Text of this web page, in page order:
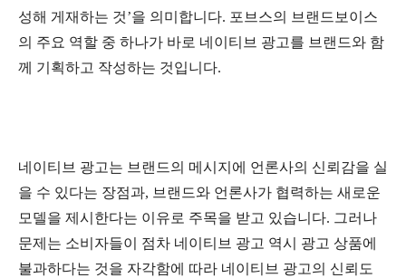
성해 게재하는 것’을 의미합니다. 포브스의 브랜드보이스
의 주요 역할 중 하나가 바로 네이티브 광고를 브랜드와 함
께 기획하고 작성하는 것입니다.
네이티브 광고는 브랜드의 메시지에 언론사의 신뢰감을 실
을 수 있다는 장점과, 브랜드와 언론사가 협력하는 새로운
모델을 제시한다는 이유로 주목을 받고 있습니다. 그러나
문제는 소비자들이 점차 네이티브 광고 역시 광고 상품에
불과하다는 것을 자각함에 따라 네이티브 광고의 신뢰도